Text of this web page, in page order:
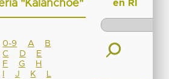
"Kalanchoe"
0-9 A
B
C
D
E
F
G
H
J K
en RI